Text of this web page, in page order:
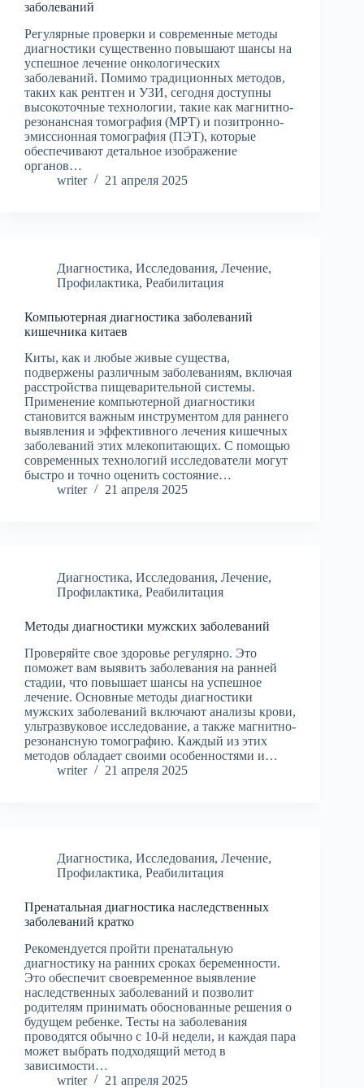
заболеваний
Регулярные проверки и современные методы
диагностики существенно повышают шансы на
успешное лечение онкологических
заболеваний. Помимо традиционных методов,
таких как рентген и УЗИ, сегодня доступны
высокоточные технологии, такие как магнитно-
резонансная томография (МРТ) и позитронно-
эмиссионная томография (ПЭТ), которые
обеспечивают детальное изображение
органов…
writer
21 апреля 2025
Диагностика, Исследования, Лечение,
Профилактика, Реабилитация
Компьютерная диагностика заболеваний
кишечника китаев
Киты, как и любые живые существа,
подвержены различным заболеваниям, включая
расстройства пищеварительной системы.
Применение компьютерной диагностики
становится важным инструментом для раннего
выявления и эффективного лечения кишечных
заболеваний этих млекопитающих. С помощью
современных технологий исследователи могут
быстро и точно оценить состояние…
writer
21 апреля 2025
Диагностика, Исследования, Лечение,
Профилактика, Реабилитация
Методы диагностики мужских заболеваний
Проверяйте свое здоровье регулярно. Это
поможет вам выявить заболевания на ранней
стадии, что повышает шансы на успешное
лечение. Основные методы диагностики
мужских заболеваний включают анализы крови,
ультразвуковое исследование, а также магнитно-
резонансную томографию. Каждый из этих
методов обладает своими особенностями и…
writer
21 апреля 2025
Диагностика, Исследования, Лечение,
Профилактика, Реабилитация
Пренатальная диагностика наследственных
заболеваний кратко
Рекомендуется пройти пренатальную
диагностику на ранних сроках беременности.
Это обеспечит своевременное выявление
наследственных заболеваний и позволит
родителям принимать обоснованные решения о
будущем ребенке. Тесты на заболевания
проводятся обычно с 10-й недели, и каждая пара
может выбрать подходящий метод в
зависимости…
writer
21 апреля 2025